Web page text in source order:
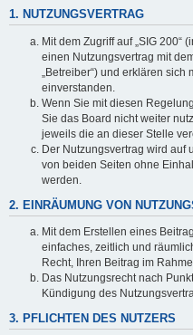
1. NUTZUNGSVERTRAG
Mit dem Zugriff auf „SIG 200“
einen Nutzungsvertrag mit
„Betreiber“) und erklären
einverstanden.
Wenn Sie mit diesen
Sie das Board nicht weiter
jeweils die an dieser Stelle
Der Nutzungsvertrag wird auf
von beiden Seiten ohne
werden.
2. EINRÄUMUNG VON
Mit dem Erstellen eines
einfaches, zeitlich und
Recht, Ihren Beitrag im
Das Nutzungsrecht nach
Kündigung des
3. PFLICHTEN DES NUTZERS